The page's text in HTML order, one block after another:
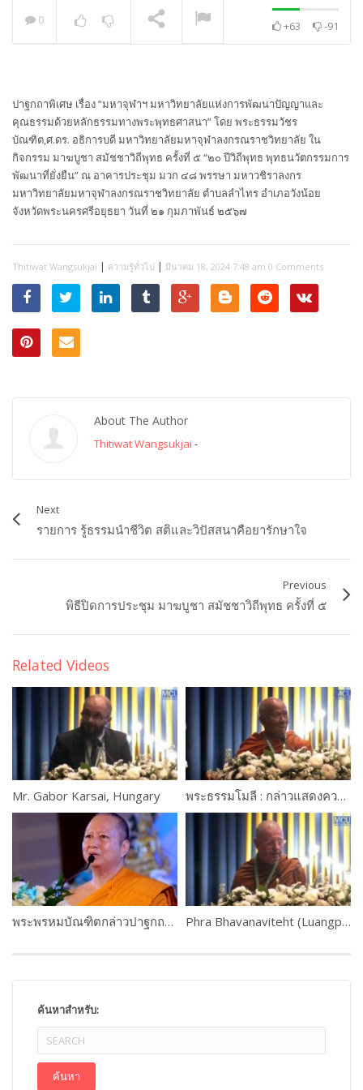
0 +63 -91
ปาฐกถาพิเศษ เรื่อง “มหาจุฬาฯ มหาวิทยาลัยแห่งการพัฒนาปัญญาและ
คุณธรรมด้วยหลักธรรมทางพระพุทธศาสนา” โดย พระธรรมวัชร
บัณฑิต,ศ.ดร. อธิการบดี มหาวิทยาลัยมหาจุฬาลงกรณราชวิทยาลัย ใน
กิจกรรม มาฆบูชา สมัชชาวิถีพุทธ ครั้งที่ ๕ “๒๐ ปีวิถีพุทธ พุทธนวัตกรรมการ
พัฒนาที่ยั่งยืน” ณ อาคารประชุม มวก ๔๘ พรรษา มหาวชิราลงกร
มหาวิทยาลัยมหาจุฬาลงกรณราชวิทยาลัย ตำบลลำไทร อำเภอวังน้อย
จังหวัดพระนครศรีอยุธยา วันที่ ๒๑ กุมภาพันธ์ ๒๕๖๗
Thitiwat Wangsukjai | ความรู้ทั่วไป | มีนาคม 18, 2024 7:48 am 0 Comments
About The Author
Thitiwat Wangsukjai -
Next
รายการ รู้ธรรมนำชีวิต สติและวิปัสสนาคือยารักษาใจ
Previous
พิธีปิดการประชุม มาฆบูชา สมัชชาวิถีพุทธ ครั้งที่ ๕
Related Videos
Mr. Gabor Karsai, Hungary พระธรรมโมลี : กล่าวแสดงความยินดี
พระพรหมบัณฑิตกล่าวปาฐกถาพิเศษ เรื่อง ขันติธรรมทางศาสนา Phra Bhavanaviteht (Luangpor Khammadhammo)
ค้นหาสำหรับ: